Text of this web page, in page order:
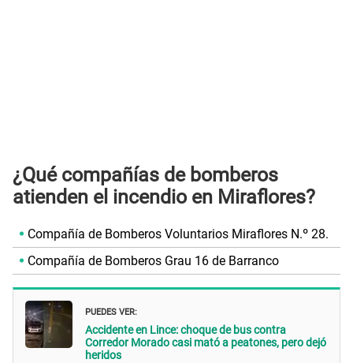
¿Qué compañías de bomberos
atienden el incendio en Miraflores?
Compañía de Bomberos Voluntarios Miraflores N.º 28.
Compañía de Bomberos Grau 16 de Barranco
PUEDES VER:
Accidente en Lince: choque de bus contra
Corredor Morado casi mató a peatones, pero dejó
heridos